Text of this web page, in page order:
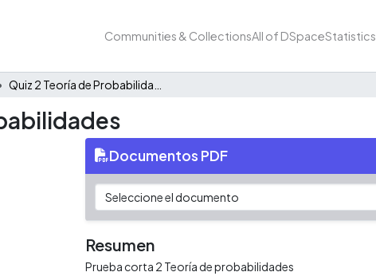
Communities & CollectionsAll of DSpaceStatistics
Documentos PDF
Resumen
Prueba corta 2 Teoría de probabilidades